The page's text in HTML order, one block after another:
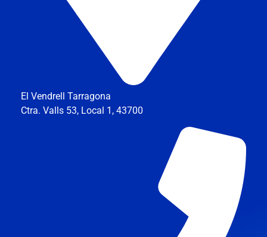
El Vendrell Tarragona
Ctra. Valls 53, Local 1, 43700